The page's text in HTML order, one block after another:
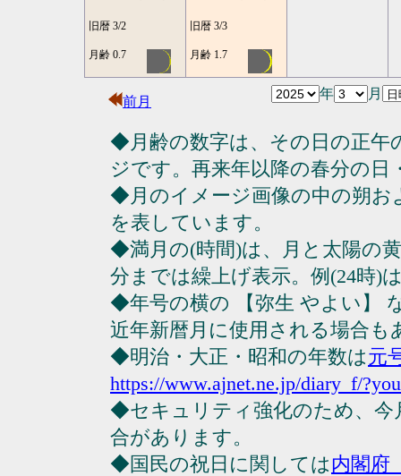
旧暦 3/2
月齢 0.7
旧暦 3/3
月齢 1.7
前月
年 月
◆月齢の数字は、その日の正午
ジです。再来年以降の春分の日
◆月のイメージ画像の中の朔
を表しています。
◆満月の(時間)は、月と太陽の
分までは繰上げ表示。例(24時)
◆年号の横の 【弥生 やよい】
近年新暦月に使用される場合も
◆明治・大正・昭和の年数は元
https://www.ajnet.ne.jp/diary_f/
◆セキュリティ強化のため、今
合があります。
◆国民の祝日に関しては内閣府